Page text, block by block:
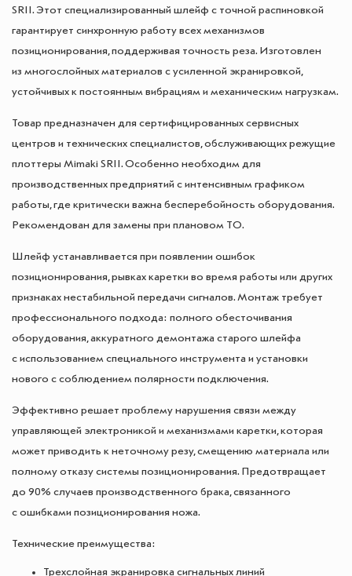
SRII. Этот специализированный шлейф с точной распиновкой
гарантирует синхронную работу всех механизмов
позиционирования, поддерживая точность реза. Изготовлен
из многослойных материалов с усиленной экранировкой,
устойчивых к постоянным вибрациям и механическим нагрузкам.
Товар предназначен для сертифицированных сервисных
центров и технических специалистов, обслуживающих режущие
плоттеры Mimaki SRII. Особенно необходим для
производственных предприятий с интенсивным графиком
работы, где критически важна бесперебойность оборудования.
Рекомендован для замены при плановом ТО.
Шлейф устанавливается при появлении ошибок
позиционирования, рывках каретки во время работы или других
признаках нестабильной передачи сигналов. Монтаж требует
профессионального подхода: полного обесточивания
оборудования, аккуратного демонтажа старого шлейфа
с использованием специального инструмента и установки
нового с соблюдением полярности подключения.
Эффективно решает проблему нарушения связи между
управляющей электроникой и механизмами каретки, которая
может приводить к неточному резу, смещению материала или
полному отказу системы позиционирования. Предотвращает
до 90% случаев производственного брака, связанного
с ошибками позиционирования ножа.
Технические преимущества:
Трехслойная экранировка сигнальных линий